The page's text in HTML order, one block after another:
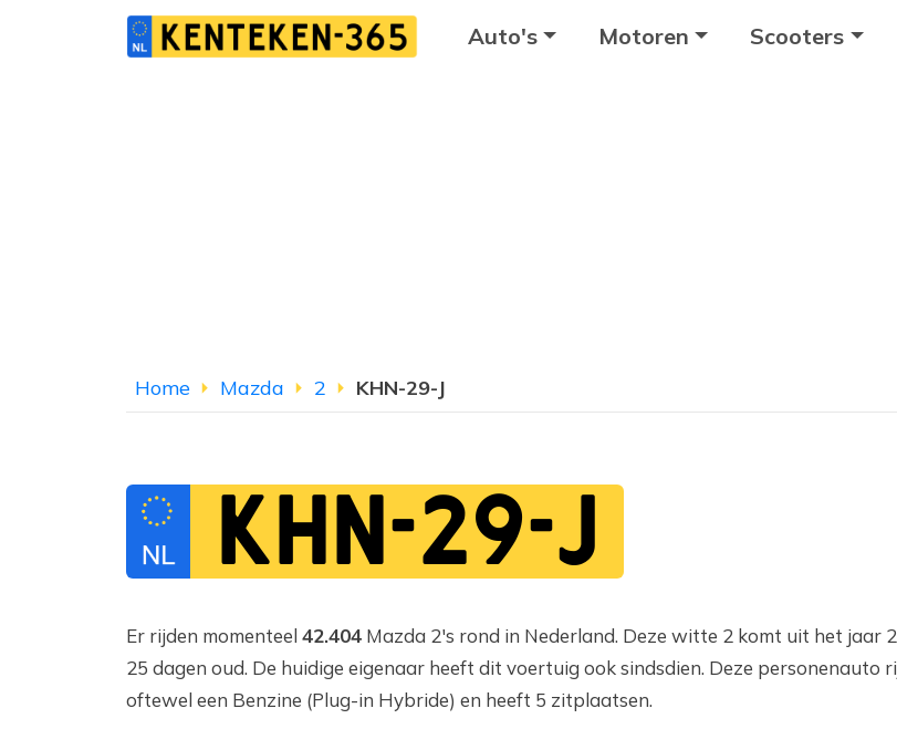
Auto's Motoren Scooters
Home Mazda 2 KHN-29-J
KHN-29-J
Er rijden momenteel 42.404 Mazda 2's rond in Nederland. Deze witte 2 komt uit het jaar
25 dagen oud. De huidige eigenaar heeft dit voertuig ook sindsdien. Deze personenauto
oftewel een Benzine (Plug-in Hybride) en heeft 5 zitplaatsen.